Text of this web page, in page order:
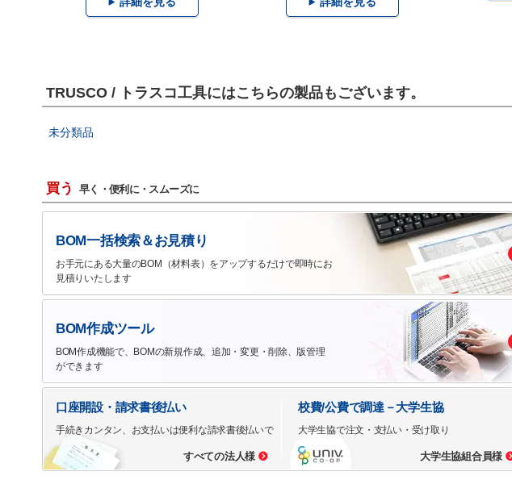
TRUSCO / トラスコ工具にはこちらの製品もございます。
未分類品
買う 早く・便利に・スムーズに
BOM一括検索＆お見積り
お手元にある大量のBOM（材料表）をアップするだけで即時にお
見積りいたします
BOM作成ツール
BOM作成機能で、BOMの新規作成、追加・変更・削除、版管理
ができます
口座開設・請求書後払い
手続きカンタン、お支払いは便利な請求書後払いで
すべての法人様
校費/公費で調達－大学生協
大学生協で注文・支払い・受け取り
大学生協組合員様